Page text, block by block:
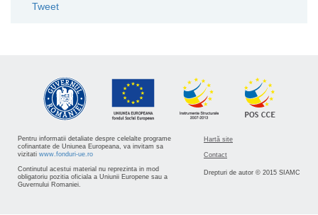
Tweet
Pentru informatii detaliate despre celelalte programe
cofinantate de Uniunea Europeana, va invitam sa
vizitati www.fonduri-ue.ro
Continutul acestui material nu reprezinta in mod
obligatoriu pozitia oficiala a Uniunii Europene sau a
Guvernului Romaniei.
Hartă site
Contact
Drepturi de autor © 2015 SIAMC